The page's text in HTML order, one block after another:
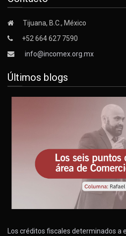
Tijuana, B.C., México
+52 664 627 7590
info@incomex.org.mx
Últimos blogs
Los créditos fiscales determinados a